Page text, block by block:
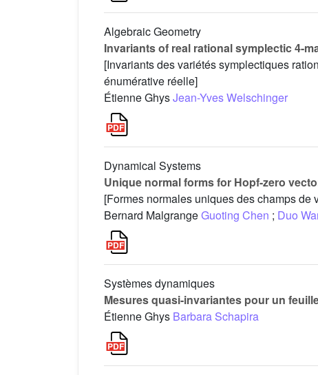
Algebraic Geometry
Invariants of real rational symplectic 4-
[Invariants des variétés symplectiques
énumérative réelle]
Étienne GhysJean-Yves Welschinger
Dynamical Systems
Unique normal forms for Hopf-zero
[Formes normales uniques des champs de
Bernard MalgrangeGuoting Chen ; Duo
Systèmes dynamiques
Mesures quasi-invariantes pour un
Étienne Ghys Barbara Schapira